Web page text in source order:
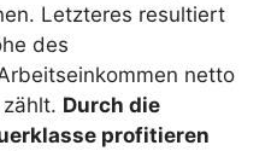
Letzteres resultiert
des
netto
Durch die
profitieren